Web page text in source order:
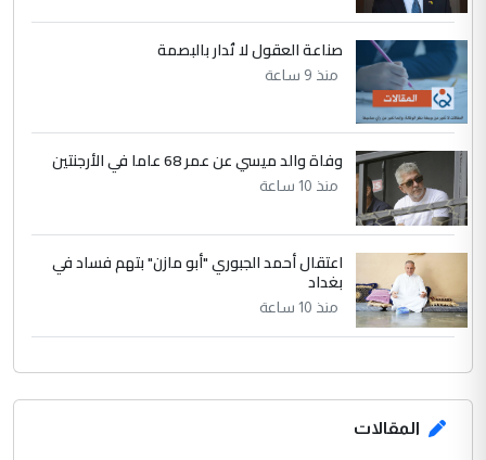
صناعة العقول لا تُدار بالبصمة
منذ 9 ساعة
وفاة والد ميسي عن عمر 68 عاما في الأرجنتين
منذ 10 ساعة
اعتقال أحمد الجبوري "أبو مازن" بتهم فساد في
بغداد
منذ 10 ساعة
المقالات